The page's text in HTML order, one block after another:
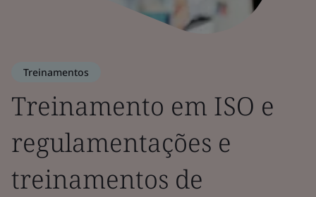
Treinamentos
Treinamento em ISO e
regulamentações e
treinamentos de